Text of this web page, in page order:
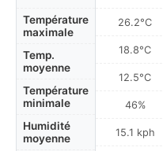
Température
maximale
Temp.
moyenne
Température
minimale
Humidité
moyenne
26.2°C
18.8°C
12.5°C
46%
15.1 kph